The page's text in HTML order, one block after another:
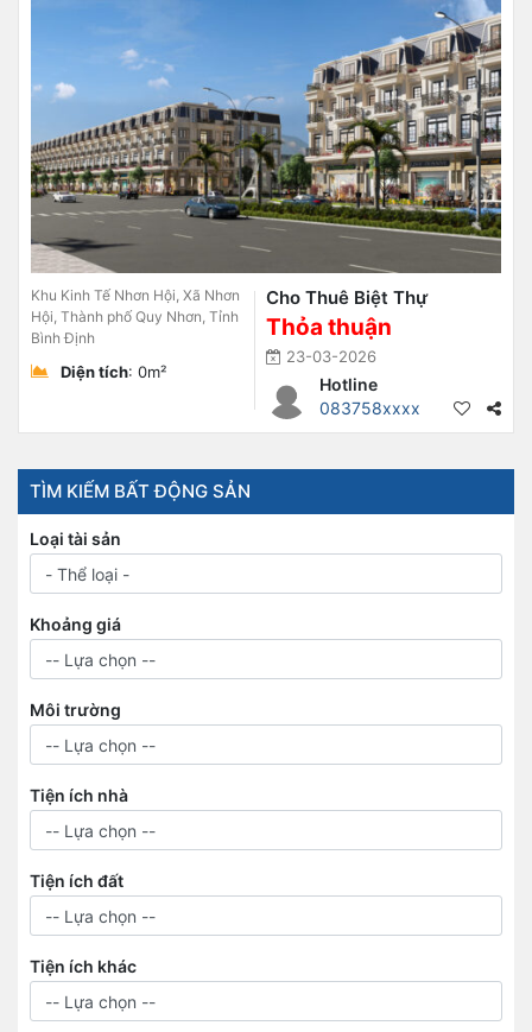
Khu Kinh Tế Nhơn Hội, Xã Nhơn
Hội, Thành phố Quy Nhơn, Tỉnh
Bình Định
Diện tích: 0m²
Cho Thuê Biệt Thự
Thỏa thuận
23-03-2026
Hotline
083758xxxx
TÌM KIẾM BẤT ĐỘNG SẢN
Loại tài sản
Khoảng giá
Môi trường
Tiện ích nhà
Tiện ích đất
Tiện ích khác